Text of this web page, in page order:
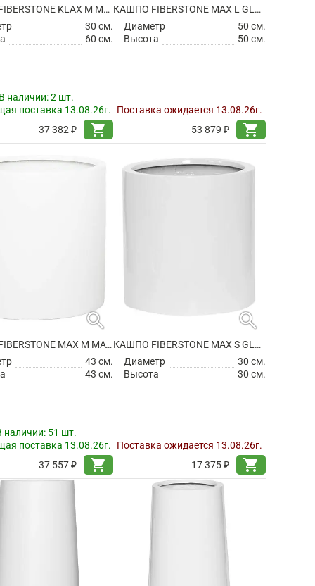
КАШПО FIBERSTONE KLAX M MATT WHITE
30 см.
60 см.
наличии:2 шт.
поставка 13.08.26г.
37 382 ₽
shopping_cart
КАШПО FIBERSTONE MAX L GLOSSY WHITE
Диаметр
50 см.
Высота
50 см.
Поставка ожидается 13.08.26г.
53 879 ₽
shopping_cart
search
КАШПО FIBERSTONE MAX M MATT WHITE
43 см.
43 см.
наличии: 51 шт.
поставка 13.08.26г.
37 557 ₽
shopping_cart
search
КАШПО FIBERSTONE MAX S GLOSSY WHITE
Диаметр
30 см.
Высота
30 см.
Поставка ожидается 13.08.26г.
17 375 ₽
shopping_cart